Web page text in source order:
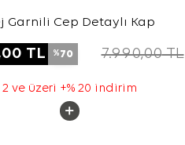
Garnili Cep Detaylı Kap
TL %70 7.990,00TL
2 ve üzeri +% 20 indirim